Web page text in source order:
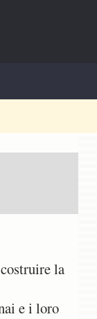
la
e i loro